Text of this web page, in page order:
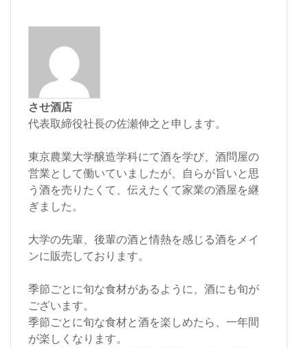
させ酒店
代表取締役社長の佐瀬伸之と申します。
東京農業大学醸造学科にて酒を学び、酒問屋の
営業として働いていましたが、自らが旨いと思
う酒を売りたくて、伝えたくて家業の酒屋を継
ぎました。
大学の先輩、後輩の酒と情熱を感じる酒をメイ
ンに販売しております。
季節ごとに旬な食材があるように、酒にも旬が
ございます。
季節ごとに旬な食材と酒を楽しめたら、一年間
が楽しくなります。